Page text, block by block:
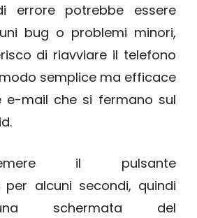
errore potrebbe essere
bug o problemi minori,
di riavviare il telefono
semplice ma efficace
e-mail che si fermano sul
il pulsante
per alcuni secondi, quindi
schermata del